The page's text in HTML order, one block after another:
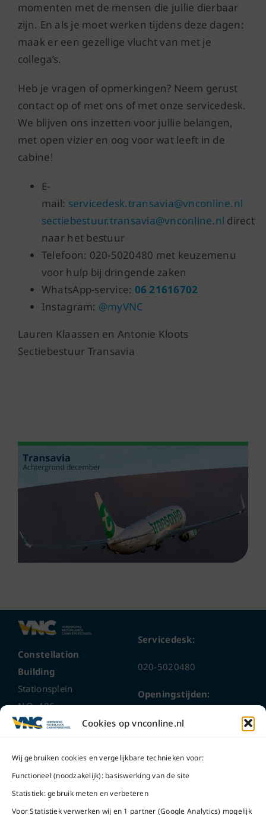
Cookies op vnconline.nl
Wij gebruiken cookies en vergelijkbare technieken voor:
Functioneel (noodzakelijk): basiswerking van de site
Statistiek: gebruik meten en verbeteren
Voor Statistiek verwerken wij en 1 partner (Google Analytics) mogelijk
momenten met de mensen die jullie dierbaar
zijn. En als je moet werken tijdens deze dagen:
maak er een gezellige vlucht van met je
collega’s.
Heb je vragen of opmerkingen? Neem gerust
contact op of met ons of met onze servicedesk.
We blijven ons inzetten voor jullie belangen,
met open vizier en oog voor wat leeft in de
cabine!
E-
mail: servicedesk.transavia@vnconline.nl
sectiebestuur.transavia@vnconline.nl direct
naar het bestuur
Telefoon: 020-5020480 met keuzemenu
voor hulp bij dringende zaken
WhatsApp-service: 06 21616702
Instagram: @myVNC
Lauren Klaassen en Antonie Kloots
Sectiebestuur Transavia
Constellation
Building
Stationsplein
N.O. 406
1117 CL
Bel ons
Mail ons
Servicedesk:
020-5020480
Openingstijden:
ma t/m do
Na openingstijden
bereikbaar via
5020480